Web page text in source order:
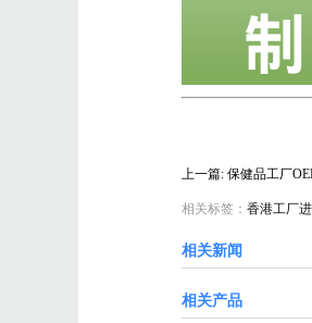
上一篇: 保健品工厂
相关标签： 香港工厂
相关新闻
相关产品